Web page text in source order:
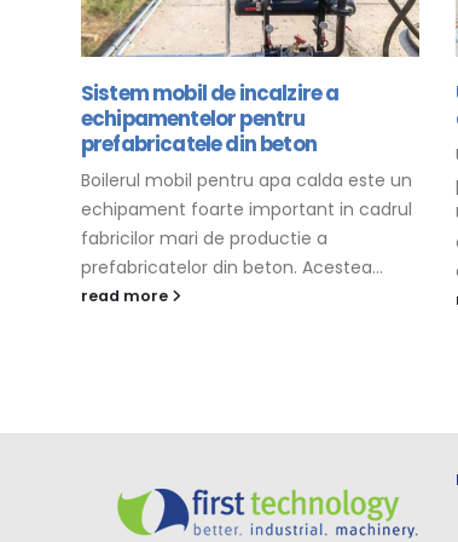
Sistem mobil de incalzire a
echipamentelor pentru
prefabricatele din beton
Boilerul mobil pentru apa calda este un
echipament foarte important in cadrul
fabricilor mari de productie a
prefabricatelor din beton. Acestea...
read more